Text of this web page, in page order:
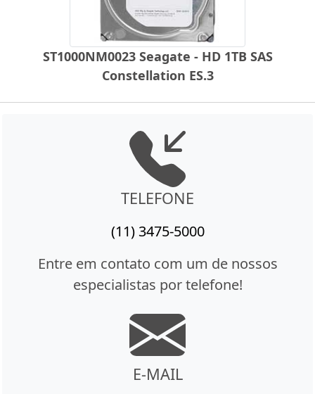
ST1000NM0023 Seagate - HD 1TB SAS
Constellation ES.3
TELEFONE
(11) 3475-5000
Entre em contato com um de nossos
especialistas por telefone!
E-MAIL